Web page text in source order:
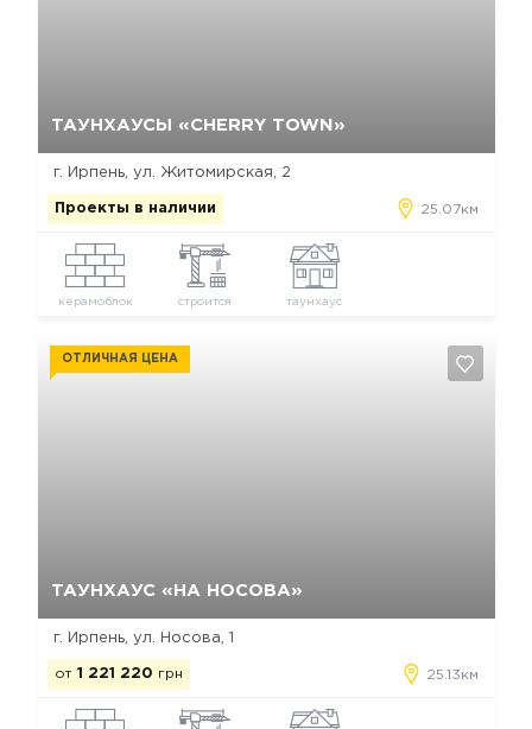
ТАУНХАУСЫ «CHERRY TOWN»
г. Ирпень, ул. Житомирская, 2
Проекты в наличии 25.07км
керамоблок строится таунхаус
ТАУНХАУС «НА НОСОВА»
ОТЛИЧНАЯ ЦЕНА
г. Ирпень, ул. Носова, 1
от 1 221 220 грн 25.13км